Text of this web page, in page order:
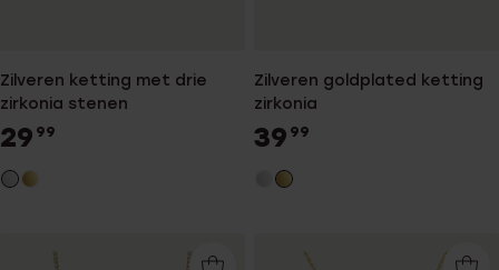
Zilveren ketting met drie
zirkonia stenen
29 99
Zilveren goldplated ketting
zirkonia
39 99